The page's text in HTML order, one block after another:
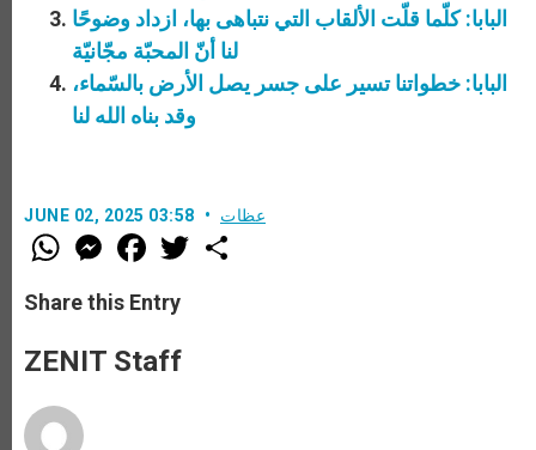
البابا: كلّما قلّت الألقاب التي نتباهى بها، ازداد وضوحًا
لنا أنّ المحبّة مجّانيّة
البابا: خطواتنا تسير على جسر يصل الأرض بالسّماء،
وقد بناه الله لنا
JUNE 02, 2025 03:58 عظات
W
h
t
s
p
p
M
e
s
e
g
e
F
a
e
b
o
k
w
Share this Entry
ZENIT Staff